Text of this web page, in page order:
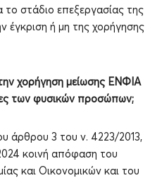
το στάδιο επεξεργασίας της
έγκριση ή μη της χορήγησης
χορήγηση μείωσης ΕΝΦΙΑ
των φυσικών προσώπων;
άρθρου 3 του ν. 4223/2013,
κοινή απόφαση του
και Οικονομικών και του